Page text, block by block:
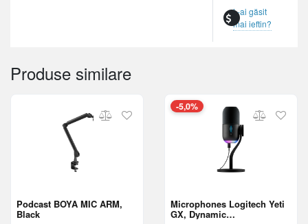
L-ai găsit
mai ieftin?
Produse similare
Podcast BOYA MIC ARM,
Black
-5,0%
Microphones Logitech Yeti
GX, Dynamic